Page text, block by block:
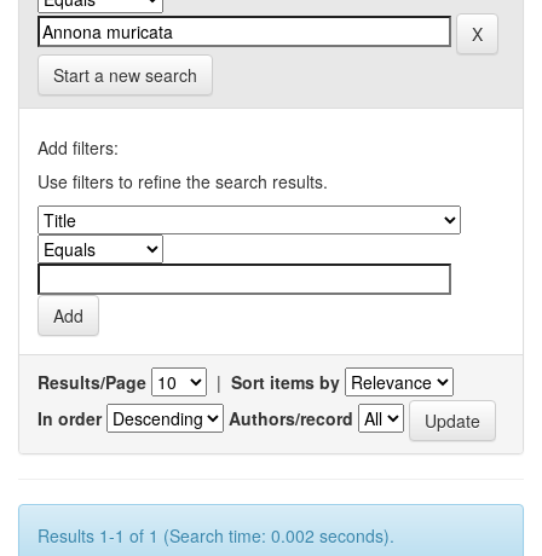
Start a new search
Add filters:
Use filters to refine the search results.
Results/Page | Sort items by
In order
Authors/record
Results 1-1 of 1 (Search time: 0.002 seconds).